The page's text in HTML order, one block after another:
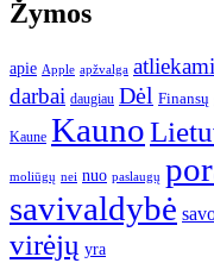
Žymos
apie Apple apžvalga atliekami
darbai daugiau Dėl Finansų
Kaune Kauno
moliūgų nei nuo paslaugų
savivaldybė
virėjų yra